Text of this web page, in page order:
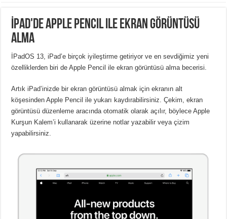
İPad'de Apple Pencil ile Ekran Görüntüsü
Alma
İPadOS 13, iPad’e birçok iyileştirme getiriyor ve en sevdiğimiz yeni
özelliklerden biri de Apple Pencil ile ekran görüntüsü alma becerisi.
Artık iPad’inizde bir ekran görüntüsü almak için ekranın alt
köşesinden Apple Pencil ile yukarı kaydırabilirsiniz. Çekim, ekran
görüntüsü düzenleme aracında otomatik olarak açılır, böylece Apple
Kurşun Kalem’i kullanarak üzerine notlar yazabilir veya çizim
yapabilirsiniz.